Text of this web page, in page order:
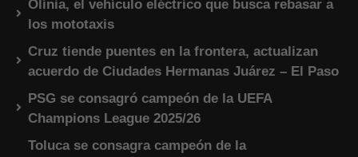
Olinia, el vehículo eléctrico que busca rebasar a
los mototaxis
Cruz tiende puentes en la frontera, actualizan
acuerdo de Ciudades Hermanas Juárez – El Paso
PSG se consagró campeón de la UEFA
Champions League 2025/26
Toluca se consagra campeón de la